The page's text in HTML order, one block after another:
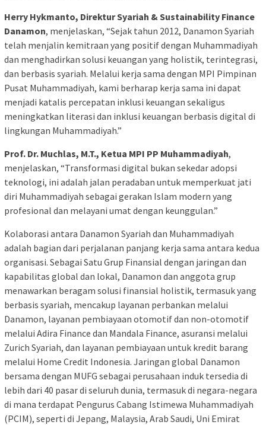
Herry Hykmanto, Direktur Syariah & Sustainability Finance
Danamon, menjelaskan, “Sejak tahun 2012, Danamon Syariah
telah menjalin kemitraan yang positif dengan Muhammadiyah
dan menghadirkan solusi keuangan yang holistik, terintegrasi,
dan berbasis syariah. Melalui kerja sama dengan MPI Pimpinan
Pusat Muhammadiyah, kami berharap kerja sama ini dapat
menjadi katalis percepatan inklusi keuangan sekaligus
meningkatkan literasi dan inklusi keuangan berbasis digital di
lingkungan Muhammadiyah.”
Prof. Dr. Muchlas, M.T., Ketua MPI PP Muhammadiyah,
menjelaskan, “Transformasi digital bukan sekedar adopsi
teknologi, ini adalah jalan peradaban untuk memperkuat jati
diri Muhammadiyah sebagai gerakan Islam modern yang
profesional dan melayani umat dengan keunggulan.”
Kolaborasi antara Danamon Syariah dan Muhammadiyah
adalah bagian dari perjalanan panjang kerja sama antara kedua
organisasi. Sebagai Satu Grup Finansial dengan jaringan dan
kapabilitas global dan lokal, Danamon dan anggota grup
menawarkan beragam solusi finansial holistik, termasuk yang
berbasis syariah, mencakup layanan perbankan melalui
Danamon, layanan pembiayaan otomotif dan non-otomotif
melalui Adira Finance dan Mandala Finance, asuransi melalui
Zurich Syariah, dan layanan pembiayaan untuk kredit barang
melalui Home Credit Indonesia. Jaringan global Danamon
bersama dengan MUFG sebagai perusahaan induk tersedia di
lebih dari 40 pasar di seluruh dunia, termasuk di negara-negara
di mana terdapat Pengurus Cabang Istimewa Muhammadiyah
(PCIM), seperti di Jepang, Malaysia, Arab Saudi, Uni Emirat